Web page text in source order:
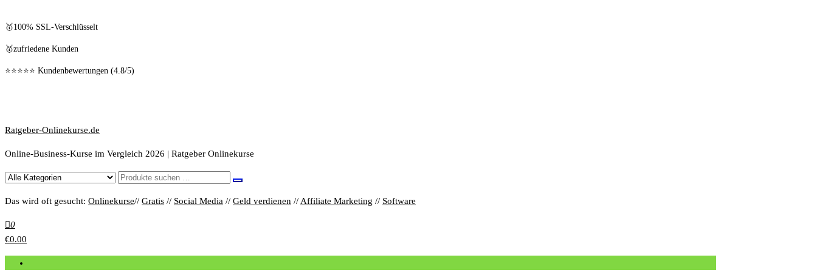
🥇100% SSL-Verschlüsselt
🥇zufriedene Kunden
⭐⭐⭐⭐⭐ Kundenbewertungen (4.8/5)
Ratgeber-Onlinekurse.de
Online-Business-Kurse im Vergleich 2026 | Ratgeber Onlinekurse
Das wird oft gesucht: Onlinekurse// Gratis // Social Media // Geld verdienen // Affiliate Marketing // Software
0
€0.00